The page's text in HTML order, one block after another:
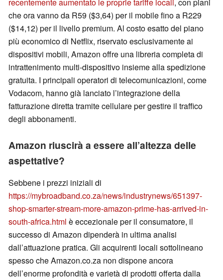
che ora vanno da R59 ($3,64) per il mobile fino a R229
($14,12) per il livello premium. Al costo esatto del piano
più economico di Netflix, riservato esclusivamente ai
dispositivi mobili, Amazon offre una libreria completa di
intrattenimento multi-dispositivo insieme alla spedizione
gratuita. I principali operatori di telecomunicazioni, come
Vodacom, hanno già lanciato l’integrazione della
fatturazione diretta tramite cellulare per gestire il traffico
degli abbonamenti.
Amazon riuscirà a essere all’altezza delle
aspettative?
Sebbene i prezzi iniziali di
https://mybroadband.co.za/news/industrynews/651397-
shop-smarter-stream-more-amazon-prime-has-arrived-in-
south-africa.html è eccezionale per il consumatore, il
successo di Amazon dipenderà in ultima analisi
dall’attuazione pratica. Gli acquirenti locali sottolineano
spesso che Amazon.co.za non dispone ancora
dell’enorme profondità e varietà di prodotti offerta dalla